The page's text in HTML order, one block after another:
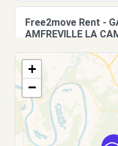
Free2move Rent -
AMFREVILLE LA
27 RUE DE LA
AMFREVILLE LA
Voir l'agence
Free2move Rent -
+
−